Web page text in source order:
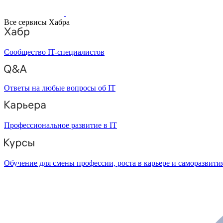
Все сервисы Хабра
Сообщество IT-специалистов
Ответы на любые вопросы об IT
Профессиональное развитие в IT
Обучение для смены профессии, роста в карьере и